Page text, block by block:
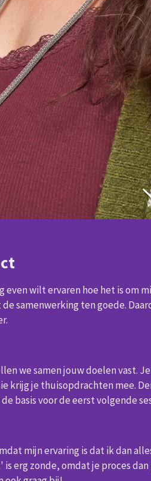
even wilt ervaren hoe het is
samenwerking ten goede.
we samen jouw doelen vast.
krijg je thuisopdrachten mee.
basis voor de eerst volgende
mijn ervaring is dat ik dan
erg zonde, omdat je proces